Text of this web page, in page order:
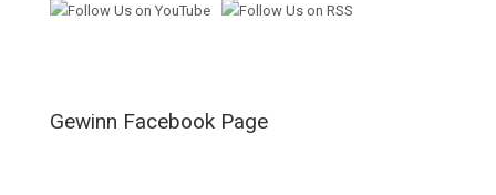
Gewinn Facebook Page